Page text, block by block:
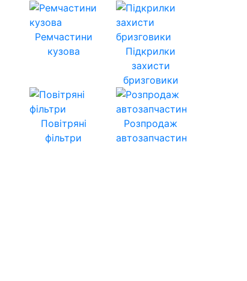
Ремчастини
кузова
Підкрилки
захисти
бризговики
Повітряні
фільтри
Розпродаж
автозапчастин